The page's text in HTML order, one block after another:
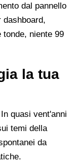
dal pannello
dashboard,
tonde, niente 99
la tua
quasi vent'anni
temi della
da